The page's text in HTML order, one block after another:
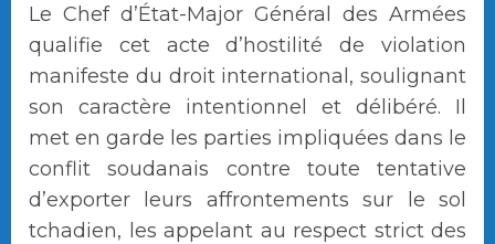
Le Chef d’État-Major Général des Armées
qualifie cet acte d’hostilité de violation
manifeste du droit international, soulignant
son caractère intentionnel et délibéré. Il
met en garde les parties impliquées dans le
conflit soudanais contre toute tentative
d’exporter leurs affrontements sur le sol
tchadien, les appelant au respect strict des